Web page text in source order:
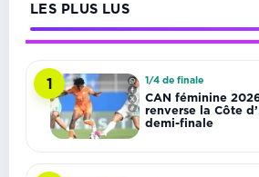
LES PLUS LUS
1 1/4 de finale
CAN féminine
renverse la Côte
demi-finale